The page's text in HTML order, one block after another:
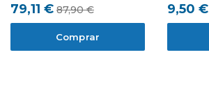
79,11 € 87,90 €
Comprar
9,50 €